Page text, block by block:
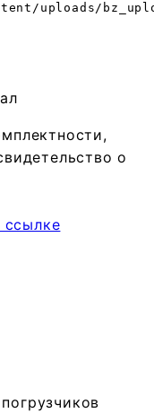
uploads/
о
ссылке